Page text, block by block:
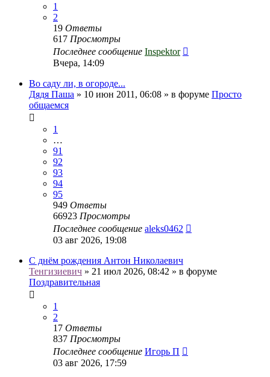
1
2
19 Ответы
617 Просмотры
Последнее сообщение Inspektor
Вчера, 14:09
Во саду ли, в огороде...
Дядя Паша » 10 июн 2011, 06:08 » в форуме Просто
общаемся
1
…
91
92
93
94
95
949 Ответы
66923 Просмотры
Последнее сообщение aleks0462
03 авг 2026, 19:08
С днём рождения Антон Николаевич
Тенгизиевич » 21 июл 2026, 08:42 » в форуме
Поздравительная
1
2
17 Ответы
837 Просмотры
Последнее сообщение Игорь П
03 авг 2026, 17:59